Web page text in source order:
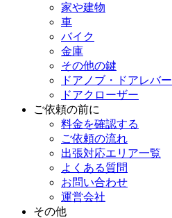
家や建物
車
バイク
金庫
その他の鍵
ドアノブ・ドアレバー
ドアクローザー
ご依頼の前に
料金を確認する
ご依頼の流れ
出張対応エリア一覧
よくある質問
お問い合わせ
運営会社
その他